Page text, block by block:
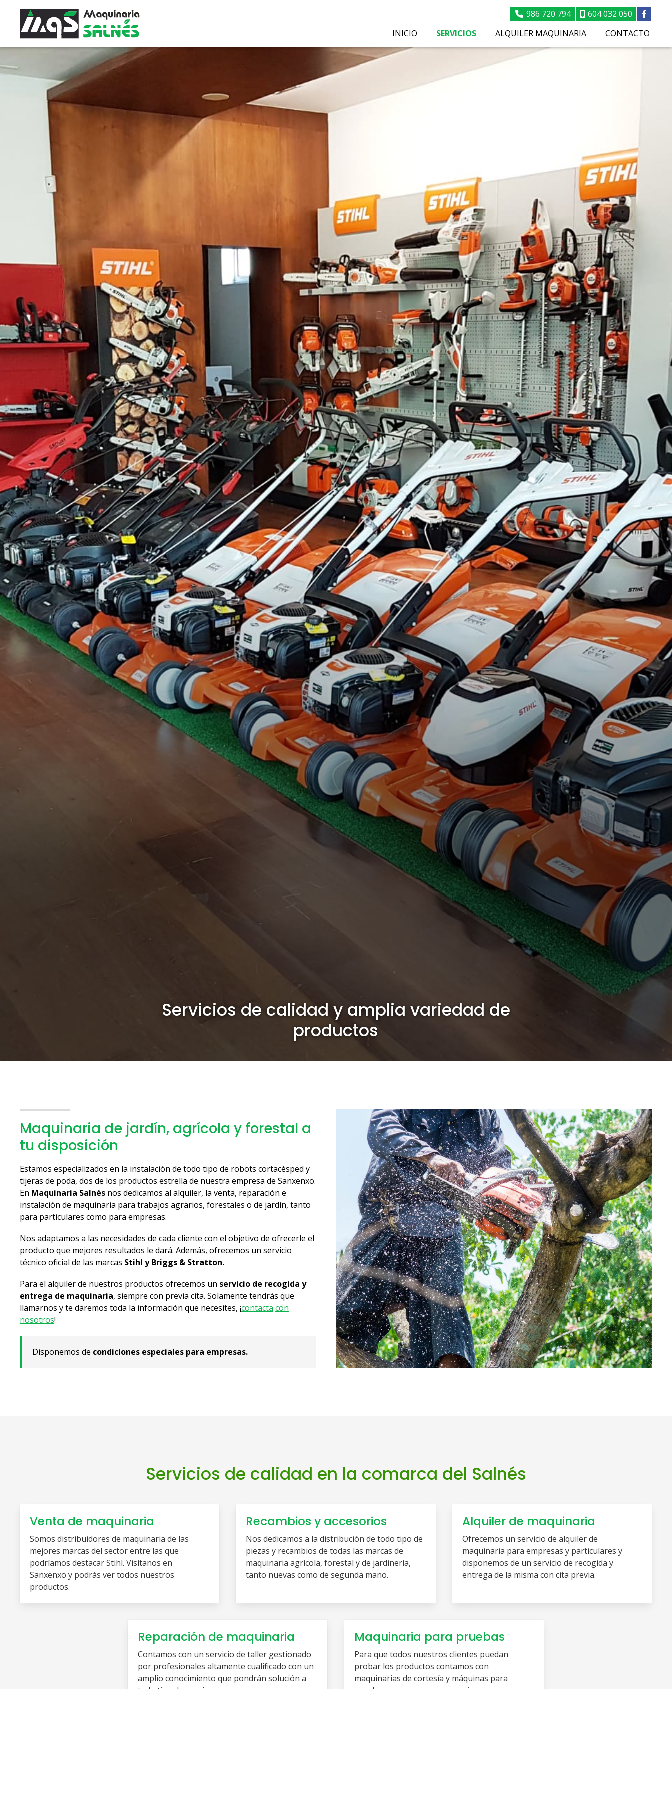
986 720 794
604 032 050
INICIO
SERVICIOS ALQUILER MAQUINARIA CONTACTO
Servicios de calidad y amplia variedad de
productos
Maquinaria de jardín, agrícola y forestal a
tu disposición
Estamos especializados en la instalación de todo tipo de robots cortacésped y
tijeras de poda, dos de los productos estrella de nuestra empresa de Sanxenxo.
En Maquinaria Salnés nos dedicamos al alquiler, la venta, reparación e
instalación de maquinaria para trabajos agrarios, forestales o de jardín, tanto
para particulares como para empresas.
Nos adaptamos a las necesidades de cada cliente con el objetivo de ofrecerle el
producto que mejores resultados le dará. Además, ofrecemos un servicio
técnico oficial de las marcas Stihl y Briggs & Stratton.
Para el alquiler de nuestros productos ofrecemos un servicio de recogida y
entrega de maquinaria, siempre con previa cita. Solamente tendrás que
llamarnos y te daremos toda la información que necesites, ¡contacta con
nosotros!
Disponemos de condiciones especiales para empresas.
Servicios de calidad en la comarca del Salnés
Venta de maquinaria
Somos distribuidores de maquinaria de las
mejores marcas del sector entre las que
podríamos destacar Stihl. Visítanos en
Sanxenxo y podrás ver todos nuestros
productos.
Recambios y accesorios
Nos dedicamos a la distribución de todo tipo de
piezas y recambios de todas las marcas de
maquinaria agrícola, forestal y de jardinería,
tanto nuevas como de segunda mano.
Alquiler de maquinaria
Ofrecemos un servicio de alquiler de
maquinaria para empresas y particulares y
disponemos de un servicio de recogida y
entrega de la misma con cita previa.
Reparación de maquinaria
Contamos con un servicio de taller gestionado
por profesionales altamente cualificado con un
amplio conocimiento que pondrán solución a
todo tipo de averías.
Maquinaria para pruebas
Para que todos nuestros clientes puedan
probar los productos contamos con
maquinarias de cortesía y máquinas para
pruebas con una reserva previa.